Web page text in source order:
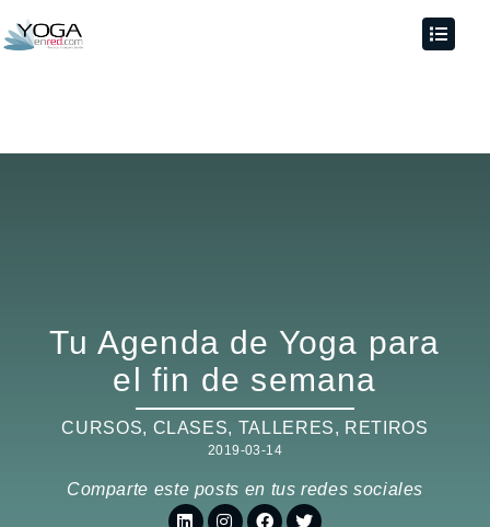
Tu Agenda de Yoga para
el fin de semana
CURSOS, CLASES, TALLERES, RETIROS
2019-03-14
Comparte este posts en tus redes sociales